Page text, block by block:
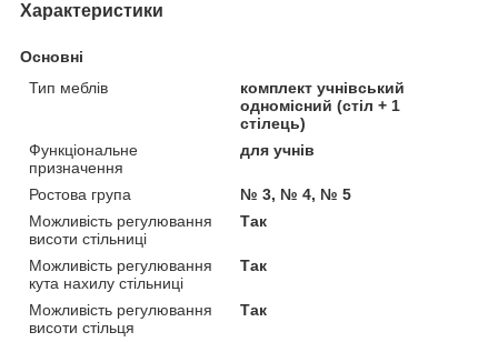
Характеристики
Основні
Тип меблів
комплект учнівський
одномісний (стіл + 1
стілець)
Функціональне
призначення
для учнів
Ростова група
№ 3, № 4, № 5
Можливість регулювання
висоти стільниці
Так
Можливість регулювання
кута нахилу стільниці
Так
Можливість регулювання
висоти стільця
Так